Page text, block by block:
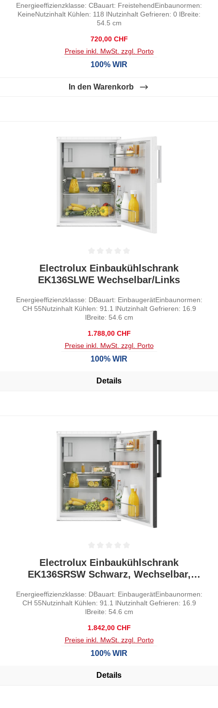
Energieeffizienzklasse: CBauart: FreistehendEinbaunormen:
KeineNutzinhalt Kühlen: 118 lNutzinhalt Gefrieren: 0 lBreite:
54.5 cm
Regulärer Preis:
720,00 CHF
Preise inkl. MwSt. zzgl. Porto
100% WIR
In den Warenkorb
Durchschnittliche Bewertung von 0 von 5 Sternen
Electrolux Einbaukühlschrank
EK136SLWE Wechselbar/Links
Energieeffizienzklasse: DBauart: EinbaugerätEinbaunormen:
CH 55Nutzinhalt Kühlen: 91.1 lNutzinhalt Gefrieren: 16.9
lBreite: 54.6 cm
Regulärer Preis:
1.788,00 CHF
Preise inkl. MwSt. zzgl. Porto
100% WIR
Details
Durchschnittliche Bewertung von 0 von 5 Sternen
Electrolux Einbaukühlschrank
EK136SRSW Schwarz, Wechselbar,
Energieeffizienzklasse: DBauart: EinbaugerätEinbaunormen:
CH 55Nutzinhalt Kühlen: 91.1 lNutzinhalt Gefrieren: 16.9
lBreite: 54.6 cm
Regulärer Preis:
1.842,00 CHF
Preise inkl. MwSt. zzgl. Porto
100% WIR
Details